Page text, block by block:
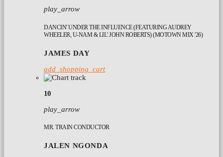
play_arrow
DANCIN' UNDER THE INFLUENCE (FEATURING AUDREY
WHEELER, U-NAM & LIL' JOHN ROBERTS) (MOTOWN MIX '26)
JAMES DAY
add_shopping_cart
10
play_arrow
MR. TRAIN CONDUCTOR
JALEN NGONDA